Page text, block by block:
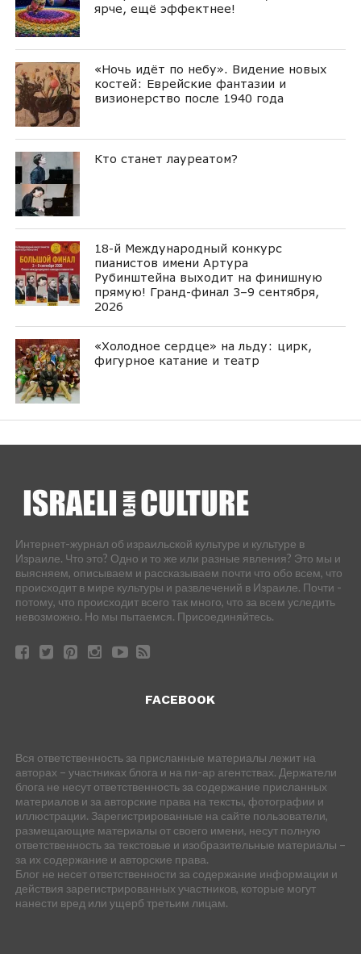
ярче, ещё эффектнее!
«Ночь идёт по небу». Видение новых
костей: Еврейские фантазии и
визионерство после 1940 года
Кто станет лауреатом?
18-й Международный конкурс
пианистов имени Артура
Рубинштейна выходит на финишную
прямую! Гранд-финал 3–9 сентября,
2026
«Холодное сердце» на льду: цирк,
фигурное катание и театр
Интернет-журнал об израильской культуре и культуре в
Израиле. Что это? Одно и то же или разные явления? Это мы и
выясняем, описываем и рассказываем почти что обо всем, что
происходит в мире культуры и развлечений в Израиле. Почти -
потому, что происходит всего так много, что за всем уследить
невозможно. Но мы пытаемся. Присоединяйтесь.
FACEBOOK
Вся ответственность за присланные материалы лежит на
авторах – участниках блога и на пи-ар агентствах. Держатели
блога не несут ответственность за содержание присланных
материалов и за авторские права на тексты, фотографии и
иллюстрации. Зарегистрированные на сайте пользователи,
размещающие материалы от своего имени, несут полную
ответственность за текстовые и изобразительные материалы –
за их содержание и авторские права.
Блог не несет ответственности за содержание информации и
действия зарегистрированных участников, которые могут
нанести вред или ущерб третьим лицам.